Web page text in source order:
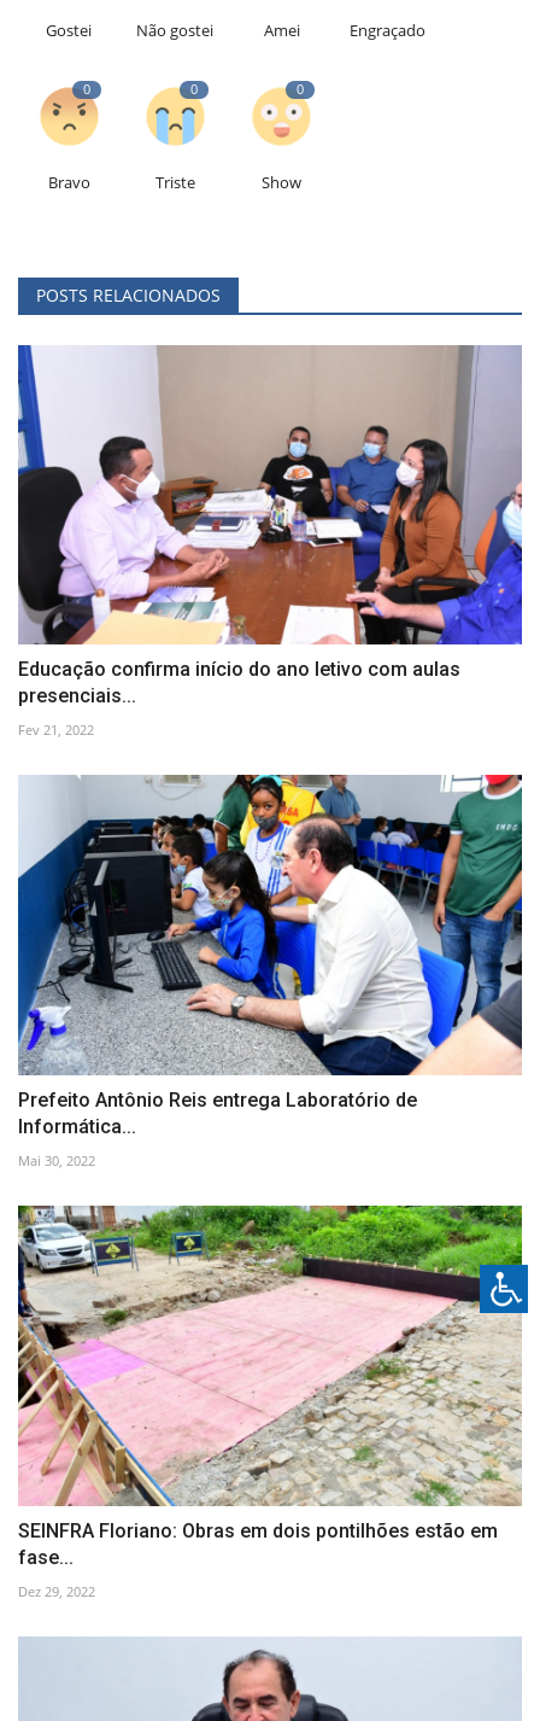
Gostei Não gostei Amei Engraçado
0
Bravo
0
Triste
0
Show
POSTS RELACIONADOS
Educação confirma início do ano letivo com aulas
presenciais...
Fev 21, 2022
Prefeito Antônio Reis entrega Laboratório de
Informática...
Mai 30, 2022
SEINFRA Floriano: Obras em dois pontilhões estão em
fase...
Dez 29, 2022